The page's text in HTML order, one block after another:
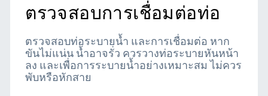
ตรวจสอบการเชื่อมต่อท่อ
ตรวจสอบท่อระบายน้ำ และการเชื่อมต่อ หาก
ขันไม่แน่น น้ำอาจรั่ว ควรวางท่อระบายหันหน้า
ลง และเพื่อการระบายน้ำอย่างเหมาะสม ไม่ควร
พับหรือหักสาย